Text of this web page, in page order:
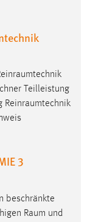
Teilleistung
Reinraumtechnik
3
beschränkte
Raum und